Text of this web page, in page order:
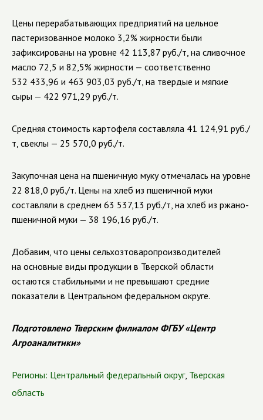
Цены перерабатывающих предприятий на цельное
пастеризованное молоко 3,2% жирности были
зафиксированы на уровне 42 113,87 руб./т, на сливочное
масло 72,5 и 82,5% жирности — соответственно
532 433,96 и 463 903,03 руб./т, на твердые и мягкие
сыры — 422 971,29 руб./т.
Средняя стоимость картофеля составляла 41 124,91 руб./
т, свеклы — 25 570,0 руб./т.
Закупочная цена на пшеничную муку отмечалась на уровне
22 818,0 руб./т. Цены на хлеб из пшеничной муки
составляли в среднем 63 537,13 руб./т, на хлеб из ржано-
пшеничной муки — 38 196,16 руб./т.
Добавим, что цены сельхозтоваропроизводителей
на основные виды продукции в Тверской области
остаются стабильными и не превышают средние
показатели в Центральном федеральном округе.
Подготовлено Тверским филиалом ФГБУ «Центр
Агроаналитики»
Регионы: Центральный федеральный округ, Тверская
область